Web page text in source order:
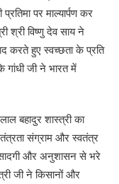
पर माल्यार्पण कर
श्री विष्णु देव साय ने
करते हुए स्वच्छता के प्रति
गांधी जी ने भारत में
बहादुर शास्त्री का
संग्राम और स्वतंत्र
सादगी और अनुशासन से भरे
जी ने किसानों और